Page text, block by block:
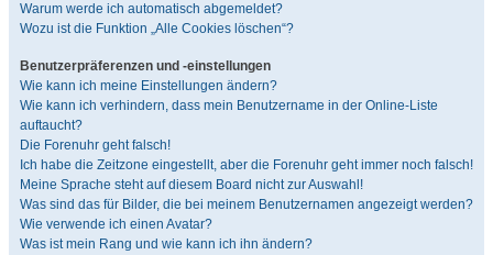
Warum werde ich automatisch abgemeldet?
Wozu ist die Funktion „Alle Cookies löschen“?
Benutzerpräferenzen und -einstellungen
Wie kann ich meine Einstellungen ändern?
Wie kann ich verhindern, dass mein Benutzername in der Online-Liste
auftaucht?
Die Forenuhr geht falsch!
Ich habe die Zeitzone eingestellt, aber die Forenuhr geht immer noch falsch!
Meine Sprache steht auf diesem Board nicht zur Auswahl!
Was sind das für Bilder, die bei meinem Benutzernamen angezeigt werden?
Wie verwende ich einen Avatar?
Was ist mein Rang und wie kann ich ihn ändern?